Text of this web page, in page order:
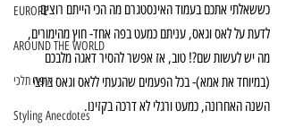
EUROPE
AROUND THE WORLD
איפה תלכי
Styling Anecdotes
כששאלתי אתכם בעמוד האינסטגרם מה הכי הייתם רוצים
לדעת על לאס וגאס, עניתם כמעט בפה אחד- חוץ מהימורים,
מה יש לעשות שם?! טוב, אז אפשר להסיר דאגה מלבכם
(במיוחד את אמא)- בכל הפעמים שהגעתי ללאס וגאס בחצי
השנה האחרונה, כמעט ורגלי לא דרכה בקזינו.